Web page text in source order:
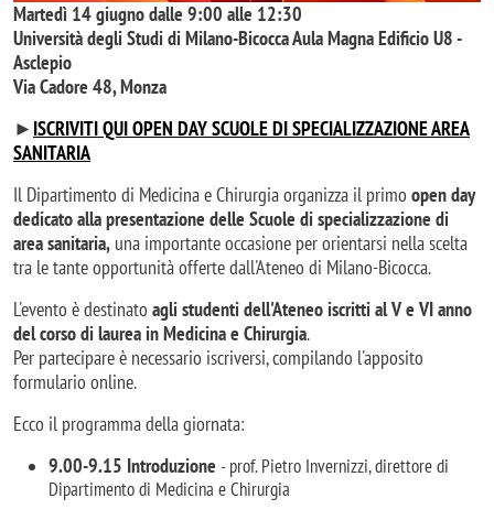
Martedì 14 giugno dalle 9:00 alle 12:30
Università degli Studi di Milano-Bicocca Aula Magna Edificio U8 -
Asclepio
Via Cadore 48, Monza
► ISCRIVITI QUI OPEN DAY SCUOLE DI SPECIALIZZAZIONE AREA
SANITARIA
Il Dipartimento di Medicina e Chirurgia organizza il primo open day
dedicato alla presentazione delle Scuole di specializzazione di
area sanitaria, una importante occasione per orientarsi nella scelta
tra le tante opportunità offerte dall'Ateneo di Milano-Bicocca.
L'evento è destinato agli studenti dell'Ateneo iscritti al V e VI anno
del corso di laurea in Medicina e Chirurgia.
Per partecipare è necessario iscriversi, compilando l'apposito
formulario online.
Ecco il programma della giornata:
9.00-9.15 Introduzione - prof. Pietro Invernizzi, direttore di
Dipartimento di Medicina e Chirurgia